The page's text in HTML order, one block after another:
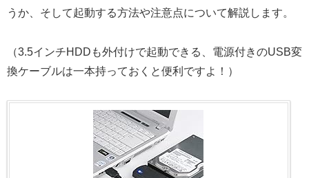
うか、そして起動する方法や注意点について解説します。
（3.5インチHDDも外付けで起動できる、電源付きのUSB変
換ケーブルは一本持っておくと便利ですよ！）